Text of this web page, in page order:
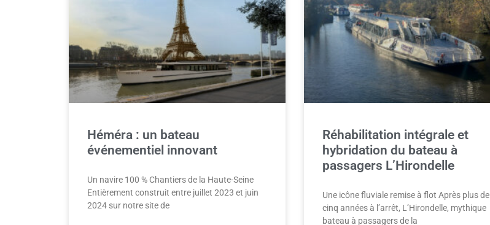
Héméra : un bateau
événementiel innovant
Un navire 100 % Chantiers de la Haute-Seine
Entièrement construit entre juillet 2023 et juin
2024 sur notre site de
Réhabilitation intégrale et
hybridation du bateau à
passagers L’Hirondelle
Une icône fluviale remise à flot Après plus de
cinq années à l’arrêt, L’Hirondelle, mythique
bateau à passagers de la